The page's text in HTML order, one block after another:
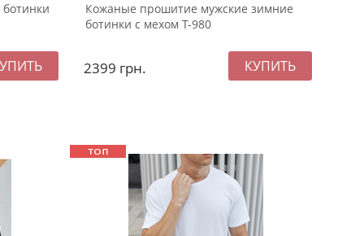
Кожаные прошитие мужские зимние
ботинки с мехом Т-980
2399 грн.